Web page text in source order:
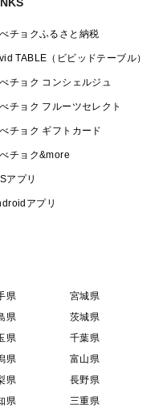
チョクふるさと納税
TABLE（ビビッドテーブル）
チョク コンシェルジュ
チョク フルーツセレクト
チョク ギフトカード
チョク&more
アプリ
アプリ
県
宮城県
県
茨城県
県
千葉県
県
富山県
県
長野県
県
三重県